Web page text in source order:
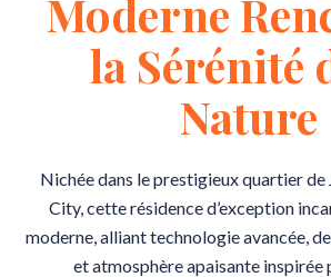
Moderne
la Sérénité
Nature
Nichée dans le prestigieux quartier de
City, cette résidence d’exception
moderne, alliant technologie avancée,
et atmosphère apaisante inspirée